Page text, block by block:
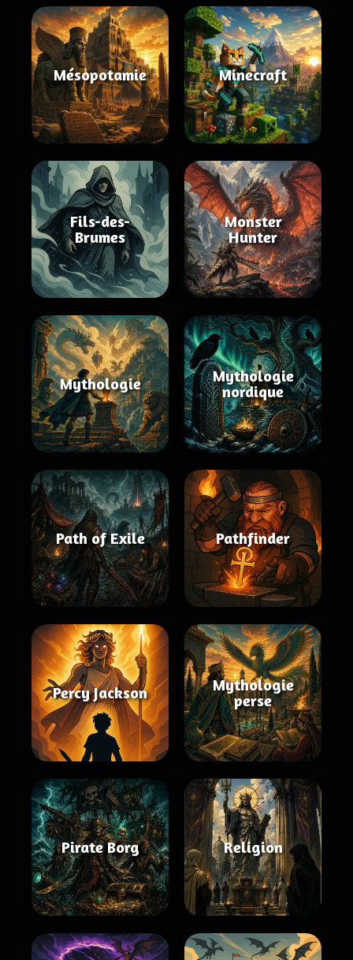
Mésopotamie Minecraft
Fils-des-
Brumes
Monster
Hunter
Mythologie
Mythologie
nordique
Path of Exile Pathfinder
Percy Jackson
Mythologie
perse
Pirate Borg Religion